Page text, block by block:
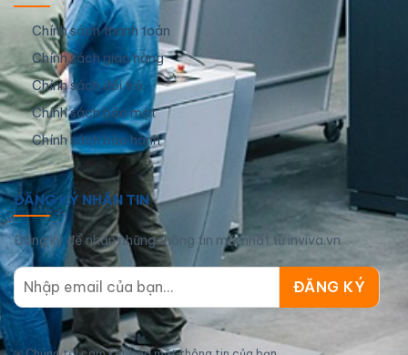
Chính sách thanh toán
Chính sách giao hàng
Chính sách đổi trả
Chính sách bảo mật
Chính sách bảo hành
ĐĂNG KÝ NHẬN TIN
Đăng ký để nhận những thông tin mới nhất từ inviva.vn